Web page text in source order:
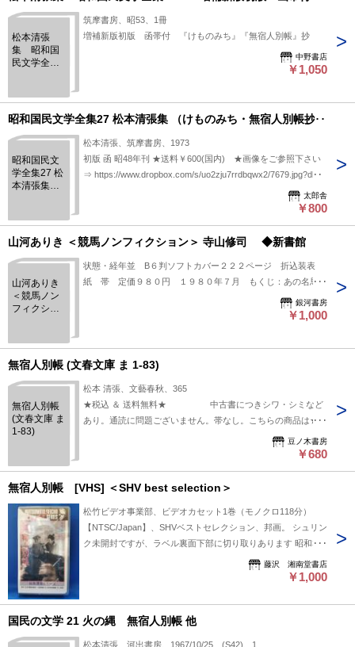
松本清張
集 昭和国
民文学全集
函帯付＞
筑摩書房、昭53、1冊
増補新版初版 函帯付 『けものみち』『無宿人別帳』抄
中野書店
￥1,050
昭和国民文学全集27 松本清張集 （けものみち・無宿人別帳抄）
昭和国民文
学全集27 松
本清張集
別帳抄）
松本清張、筑摩書房、1973
初版 函 昭48年刊 ★送料￥600(国内) ★画像をご参照下さい
⇒ https://www.dropbox.com/s/uo2zju7rrdbqwx2/7679.jpg?dl=0
太郎舎
￥800
山河ありき ＜競馬ノンフィクション＞ 寺山修司 ◆新書館
山河ありき
＜競馬ノン
フィクショ
館
状態・経年並 B６判ソフトカバー２２２ページ 折込装表
紙 帯 定価９８０円 １９８０年７月 もくじ：あの名馬は
銀河書房
￥1,000
無宿人別帳 (文春文庫 ま 1-83)
無宿人別帳
(文春文庫 ま
1-83)
松本 清張、文藝春秋、365
★税込 ＆ 送料無料★ 中古書につきシワ・シミなど
あり。通読に問題ございません。帯なし。こちらの商品は★送
豆ノ木書房
￥680
無宿人別帳 [VHS] ＜SHV best selection＞
松竹ビデオ事業部、ビデオカセット1巻（モノクロ118分）
【NTSC/Japan】、SHVベストセレクション、邦画。 シュリン
ク未開封ですが、ラベル裏面下部に切り取りあります 昭和38
年作品 監督：井上和男、出演：佐田啓二、岡田茉莉子ほか
藤沢 湘南堂書店
￥1,000
国民の文学 21 火の縄 無宿人別帳 他
松本清張、河出書房、1967/10/25 (S42)、1